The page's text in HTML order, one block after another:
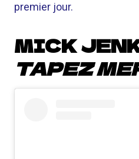
premier jour.
MICK
TAPEZ